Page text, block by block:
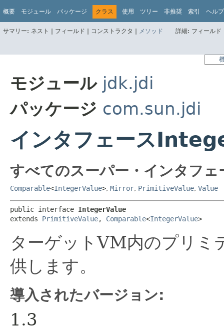
概要 モジュール パッケージ クラス 使用 ツリー 非推奨 索引 ヘルプ
サマリー: ネスト | フィールド | コンストラクタ | メソッド 詳細: フィール
モジュール jdk.jdi
パッケージ com.sun.jdi
インタフェース
すべてのスーパー・インタフェ
Comparable<IntegerValue>, Mirror, PrimitiveValue, Value
public interface IntegerValue
extends PrimitiveValue, Comparable<IntegerValue>
ターゲットVM内のプリミ
供します。
導入されたバージョン:
1.3